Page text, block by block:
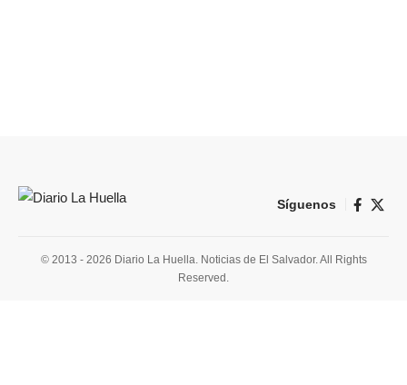
Síguenos
© 2013 - 2026 Diario La Huella. Noticias de El Salvador. All Rights
Reserved.